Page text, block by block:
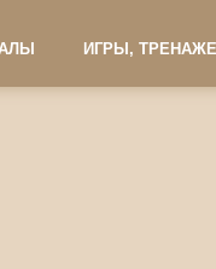
ИГРЫ,